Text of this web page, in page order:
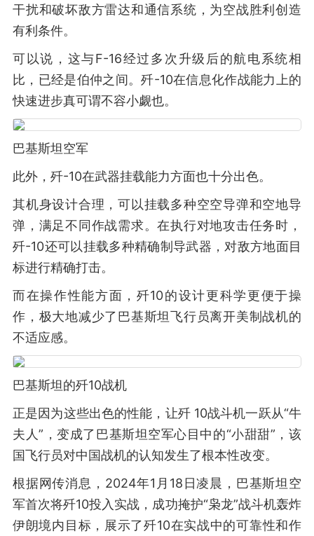
干扰和破坏敌方雷达和通信系统，为空战胜利创造
有利条件。
可以说，这与F-16经过多次升级后的航电系统相
比，已经是伯仲之间。歼-10在信息化作战能力上的
快速进步真可谓不容小觑也。
巴基斯坦空军
此外，歼-10在武器挂载能力方面也十分出色。
其机身设计合理，可以挂载多种空空导弹和空地导
弹，满足不同作战需求。在执行对地攻击任务时，
歼-10还可以挂载多种精确制导武器，对敌方地面目
标进行精确打击。
而在操作性能方面，歼10的设计更科学更便于操
作，极大地减少了巴基斯坦飞行员离开美制战机的
不适应感。
巴基斯坦的歼10战机
正是因为这些出色的性能，让歼 10战斗机一跃从“牛
夫人”，变成了巴基斯坦空军心目中的“小甜甜”，该
国飞行员对中国战机的认知发生了根本性改变。
根据网传消息，2024年1月18日凌晨，巴基斯坦空
军首次将歼10投入实战，成功掩护“枭龙”战斗机轰炸
伊朗境内目标，展示了歼10在实战中的可靠性和作